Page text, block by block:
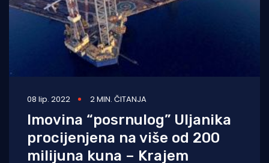
08 lip. 2022 2 MIN. ČITANJA
Imovina “posrnulog” Uljanika
procijenjena na više od 200
milijuna kuna – Krajem